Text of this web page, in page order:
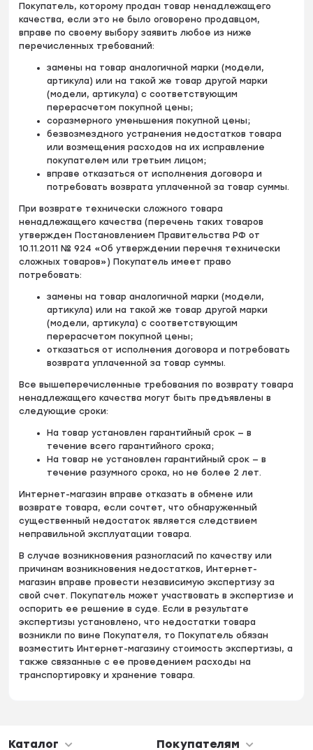
Покупатель, которому продан товар ненадлежащего
качества, если это не было оговорено продавцом,
вправе по своему выбору заявить любое из ниже
перечисленных требований:
замены на товар аналогичной марки (модели,
артикула) или на такой же товар другой марки
(модели, артикула) с соответствующим
перерасчетом покупной цены;
соразмерного уменьшения покупной цены;
безвозмездного устранения недостатков товара
или возмещения расходов на их исправление
покупателем или третьим лицом;
вправе отказаться от исполнения договора и
потребовать возврата уплаченной за товар суммы.
При возврате технически сложного товара
ненадлежащего качества (перечень таких товаров
утвержден Постановлением Правительства РФ от
10.11.2011 № 924 «Об утверждении перечня технически
сложных товаров») Покупатель имеет право
потребовать:
замены на товар аналогичной марки (модели,
артикула) или на такой же товар другой марки
(модели, артикула) с соответствующим
перерасчетом покупной цены;
отказаться от исполнения договора и потребовать
возврата уплаченной за товар суммы.
Все вышеперечисленные требования по возврату товара
ненадлежащего качества могут быть предъявлены в
следующие сроки:
На товар установлен гарантийный срок — в
течение всего гарантийного срока;
На товар не установлен гарантийный срок — в
течение разумного срока, но не более 2 лет.
Интернет-магазин вправе отказать в обмене или
возврате товара, если сочтет, что обнаруженный
существенный недостаток является следствием
неправильной эксплуатации товара.
В случае возникновения разногласий по качеству или
причинам возникновения недостатков, Интернет-
магазин вправе провести независимую экспертизу за
свой счет. Покупатель может участвовать в экспертизе и
оспорить ее решение в суде. Если в результате
экспертизы установлено, что недостатки товара
возникли по вине Покупателя, то Покупатель обязан
возместить Интернет-магазину стоимость экспертизы, а
также связанные с ее проведением расходы на
транспортировку и хранение товара.
Каталог Покупателям